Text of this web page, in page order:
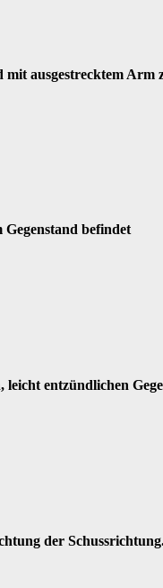
mit ausgestrecktem Arm
befindet
entzündlichen
der